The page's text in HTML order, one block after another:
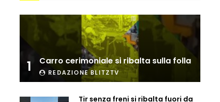
Incidente aereo a Mogadiscio, aereo
perde il controllo
Ucraina, ecco come gli F16 intercettano
1 Carro cerimoniale si ribalta sulla folla
REDAZIONE BLITZTV
Tir senza freni si ribalta fuori da